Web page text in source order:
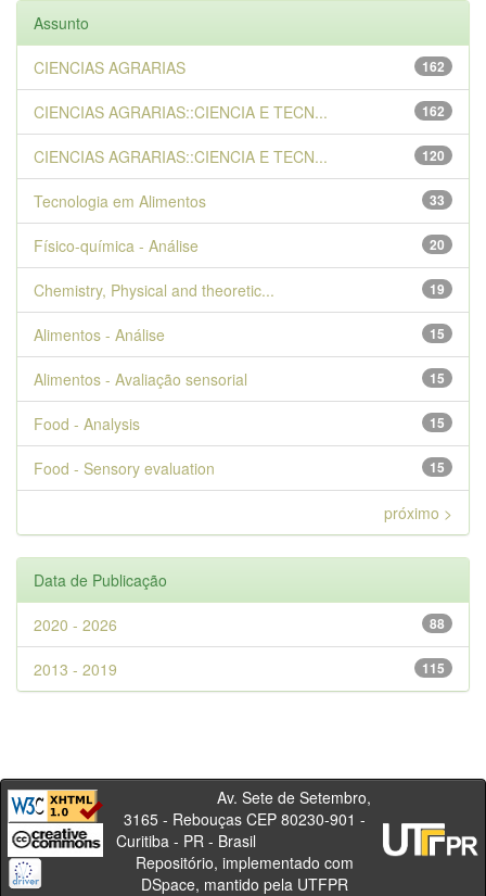
Assunto
162
CIENCIAS AGRARIAS
162
CIENCIAS AGRARIAS::CIENCIA E TECN...
120
CIENCIAS AGRARIAS::CIENCIA E TECN...
33
Tecnologia em Alimentos
20
Físico-química - Análise
19
Chemistry, Physical and theoretic...
15
Alimentos - Análise
15
Alimentos - Avaliação sensorial
15
Food - Analysis
15
Food - Sensory evaluation
próximo >
Data de Publicação
88
2020 - 2026
115
2013 - 2019
Av. Sete de Setembro,
3165 - Rebouças CEP 80230-901 -
Curitiba - PR - Brasil
Repositório, implementado com
DSpace, mantido pela UTFPR